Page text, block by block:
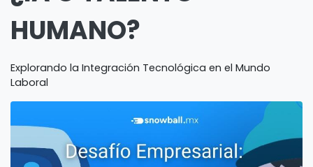
HUMANO?
Explorando la Integración Tecnológica en el Mundo
Laboral